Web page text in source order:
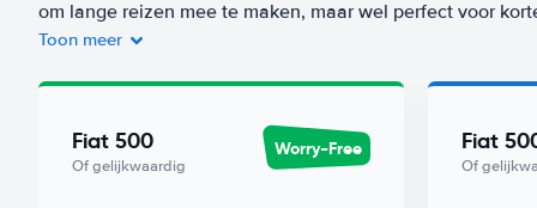
om lange reizen mee te maken, maar wel perfect voor
Delgada Airport) vanaf
per dag. Zorgeloos op reis? Kies
auto uit deze klasse met Worry-Free label huur je vanaf/
Toon meer
Fiat 500
Of gelijkwaardig
Worry-Free Fiat
Of